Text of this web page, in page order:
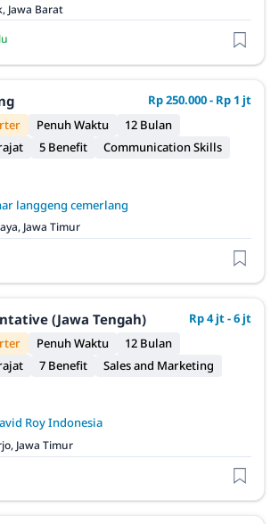
Jawa Barat
Rp 250.000 - Rp 1 jt
Penuh Waktu
12 Bulan
5 Benefit
Communication Skills
langgeng cemerlang
Jawa Timur
(Jawa Tengah)
Rp 4 jt - 6 jt
Penuh Waktu
12 Bulan
7 Benefit
Sales and Marketing
Roy Indonesia
Jawa Timur